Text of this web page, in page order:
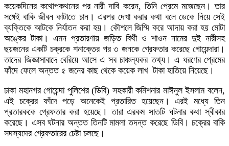
কয়েকদিনের কথোপকথনের পর নারী দাবি করেন, তিনি প্রেমে মজেছেন। তার
সঙ্গেই বাকি জীবন কাটাতে চান। এরপর দেখা করার কথা বলে ডেকে নিয়ে সেই
ব্যক্তিকে আটকে নির্যাতন করা হয়। কৌশলে জিম্মি করে আদায় করা হয় মোটা
অঙ্কের টাকা। এমন প্রতারণায় জড়িত বিথী ও শাওন নামের দুই নারীসহ
ছয়জনের একটি চক্রকে শনাক্তের পর ৩ জনকে গ্রেফতার করেছে গোয়েন্দারা।
তাদের জিজ্ঞাসাবাদে বেরিয়ে আসে এ সব চাঞ্চল্যকর তথ্য। এ ধরণের প্রেমের
ফাঁদে ফেলে অন্তত ৫ জনের কাছ থেকে কয়েক লাখ টাকা হাতিয়ে নিয়েছে।
ঢাকা মহানগর গোয়েন্দা পুলিশের (ডিবি) সহকারী কমিশনার মাঈনুল ইসলাম বলেন,
এই চক্রের ফাঁদে পড়ে অনেকেই প্রতারিত হয়েছেন। এরই মধ্যে তিন
প্রতারককে গ্রেফতার করা হয়েছে। তারা এরকম সাতটি ঘটনার কথা স্বীকার
করেছে। এসব ঘটনার অন্তত তিনটি মামলা তদন্ত করেছে ডিবি। চক্রের বাকি
সদস্যদের গ্রেফতারের চেষ্টা চলছে।